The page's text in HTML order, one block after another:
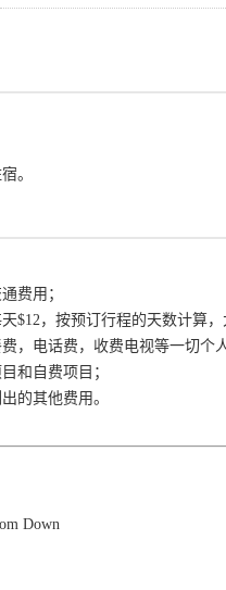
。
费用；
$12，按预订行程的天数计算
，电话费，收费电视等一切个
和自费项目；
的其他费用。
Down